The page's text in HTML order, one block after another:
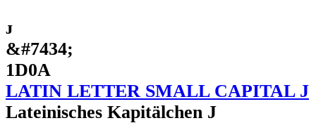
ᴊ
&#7434;
1D0A
LATIN LETTER SMALL CAPITAL J
Lateinisches Kapitälchen J